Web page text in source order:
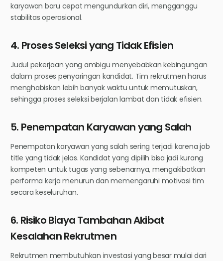
karyawan baru cepat mengundurkan diri, mengganggu
stabilitas operasional.
4. Proses Seleksi yang Tidak Efisien
Judul pekerjaan yang ambigu menyebabkan kebingungan
dalam proses penyaringan kandidat. Tim rekrutmen harus
menghabiskan lebih banyak waktu untuk memutuskan,
sehingga proses seleksi berjalan lambat dan tidak efisien.
5. Penempatan Karyawan yang Salah
Penempatan karyawan yang salah sering terjadi karena job
title yang tidak jelas. Kandidat yang dipilih bisa jadi kurang
kompeten untuk tugas yang sebenarnya, mengakibatkan
performa kerja menurun dan memengaruhi motivasi tim
secara keseluruhan.
6. Risiko Biaya Tambahan Akibat
Kesalahan Rekrutmen
Rekrutmen membutuhkan investasi yang besar mulai dari